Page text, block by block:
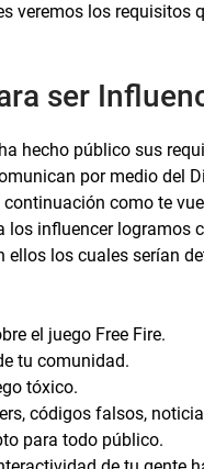
veremos los requisitos
ser
hecho público sus
por medio del
como te
los influencer logramos
ellos los cuales serían
el juego Free Fire.
tu comunidad.
tóxico.
códigos falsos,
para todo público.